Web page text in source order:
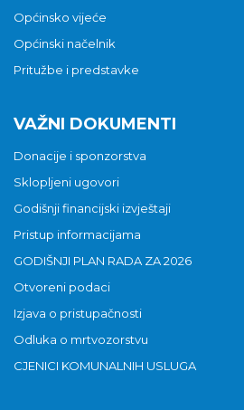
Općinsko vijeće
Općinski načelnik
Pritužbe i predstavke
VAŽNI DOKUMENTI
Donacije i sponzorstva
Sklopljeni ugovori
Godišnji financijski izvještaji
Pristup informacijama
GODIŠNJI PLAN RADA ZA 2026
Otvoreni podaci
Izjava o pristupačnosti
Odluka o mrtvozorstvu
CJENICI KOMUNALNIH USLUGA